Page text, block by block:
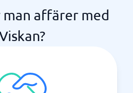
affärer med